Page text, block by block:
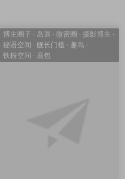
博主圈子 · 岛遇 · 微密圈 · 摄影博主 ·
秘语空间 · 舰长门槛 · 趣岛 ·
铁粉空间 · 鹿包